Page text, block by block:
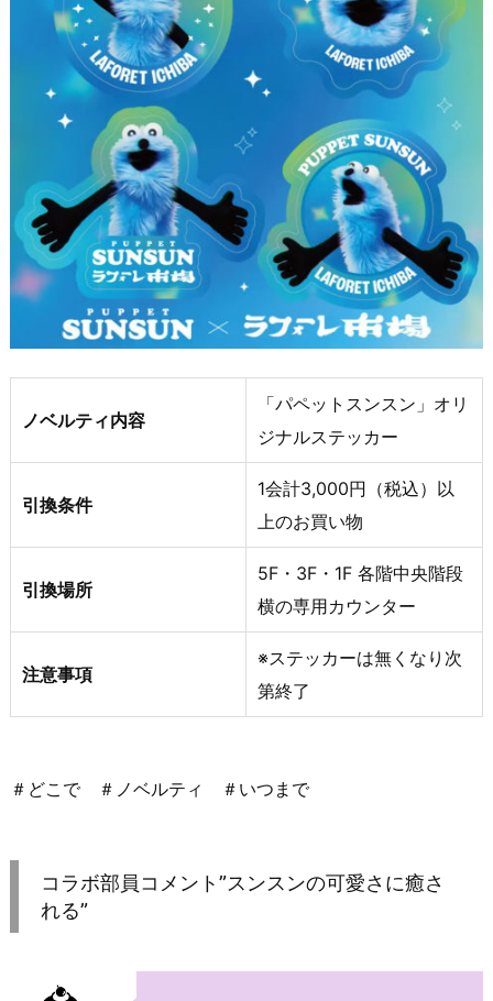
ノベルティ内容
「パペットスンスン」オリ
ジナルステッカー
引換条件
1会計3,000円（税込）以
上のお買い物
引換場所
5F・3F・1F 各階中央階段
横の専用カウンター
注意事項
※ステッカーは無くなり次
第終了
＃どこで ＃ノベルティ ＃いつまで
コラボ部員コメント”スンスンの可愛さに癒さ
れる”